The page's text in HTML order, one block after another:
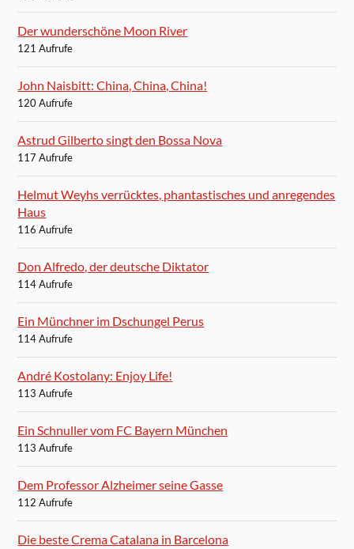
Der wunderschöne Moon River
121 Aufrufe
John Naisbitt: China, China, China!
120 Aufrufe
Astrud Gilberto singt den Bossa Nova
117 Aufrufe
Helmut Weyhs verrücktes, phantastisches und anregendes
Haus
116 Aufrufe
Don Alfredo, der deutsche Diktator
114 Aufrufe
Ein Münchner im Dschungel Perus
114 Aufrufe
André Kostolany: Enjoy Life!
113 Aufrufe
Ein Schnuller vom FC Bayern München
113 Aufrufe
Dem Professor Alzheimer seine Gasse
112 Aufrufe
Die beste Crema Catalana in Barcelona